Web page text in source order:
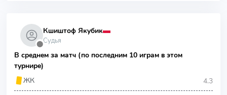
⬤
Кшиштоф Якубик
Судья
В среднем за матч (по последним 10 играм в этом
турнире)
ЖК
4.3